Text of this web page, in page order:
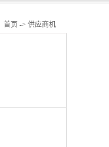
首页 -> 供应商机